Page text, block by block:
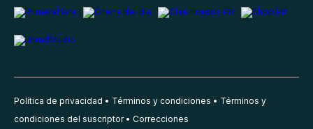
Política de privacidad Términos y condiciones
Términos y
condiciones del suscriptor
Correcciones